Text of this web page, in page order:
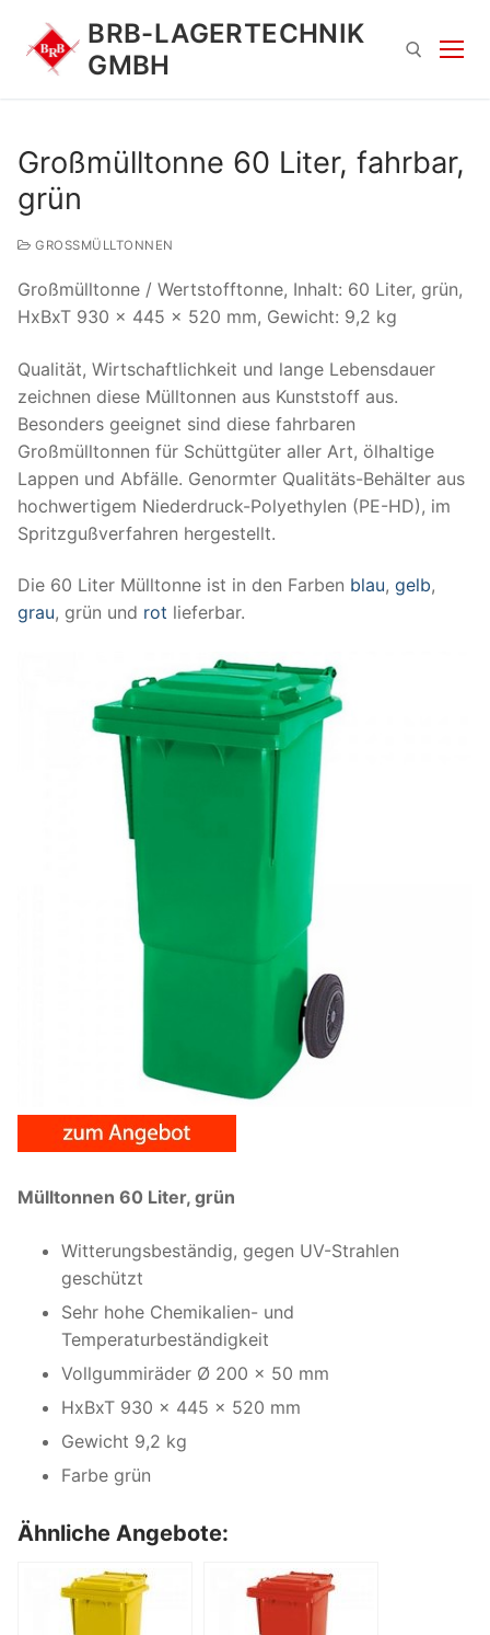
Inhalt
springen
BRB-LAGERTECHNIK
GMBH
nach:
Großmülltonne 60 Liter, fahrbar,
grün
GROSSMÜLLTONNEN
Großmülltonne / Wertstofftonne, Inhalt: 60 Liter, grün,
HxBxT 930 x 445 x 520 mm, Gewicht: 9,2 kg
Qualität, Wirtschaftlichkeit und lange Lebensdauer
zeichnen diese Mülltonnen aus Kunststoff aus.
Besonders geeignet sind diese fahrbaren
Großmülltonnen für Schüttgüter aller Art, ölhaltige
Lappen und Abfälle. Genormter Qualitäts-Behälter aus
hochwertigem Niederdruck-Polyethylen (PE-HD), im
Spritzgußverfahren hergestellt.
Die 60 Liter Mülltonne ist in den Farben blau, gelb,
grau, grün und rot lieferbar.
Mülltonnen 60 Liter, grün
Witterungsbeständig, gegen UV-Strahlen
geschützt
Sehr hohe Chemikalien- und
Temperaturbeständigkeit
Vollgummiräder Ø 200 x 50 mm
HxBxT 930 x 445 x 520 mm
Gewicht 9,2 kg
Farbe grün
Ähnliche Angebote: